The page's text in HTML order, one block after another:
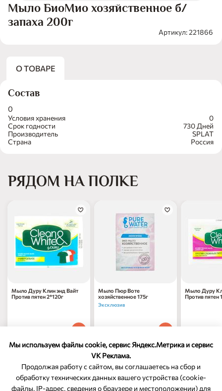
Мы используем файлы cookie, сервис Яндекс.Метрика и сервис
VK Реклама.
Продолжая работу с сайтом, вы соглашаетесь на сбор и
обработку технических данных вашего устройства (cookie-
файлы, IP-адрес, сведения о браузере и местоположении) для
Мыло БиоМио хозяйственное б/
запаха 200г
Артикул: 221866
О ТОВАРЕ
Условия хранения
0
Срок годности
730 Дней
Производитель
SPLAT
Страна
Россия
Состав
0
РЯДОМ НА ПОЛКЕ
Мыло Дуру Клин энд Вайт
Против пятен 2*120г
Мыло Пюр Воте
хозяйственное 175г
Эксклюзив
нет в
Мыло Дуру
Против пятен